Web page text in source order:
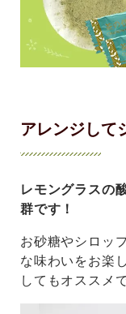
アレンジして
レモングラスの
群です！
お砂糖やシロッ
な味わいをお楽
してもオススメ